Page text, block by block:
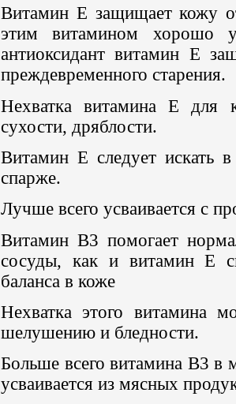
Витамин E защищает кожу
этим витамином хорошо
антиоксидант витамин E
преждевременного старения.
Нехватка витамина E для
сухости, дряблости.
Витамин E следует искать
спарже.
Лучше всего усваивается с
Витамин B3 помогает
сосуды, как и витамин E
баланса в коже
Нехватка этого витамина
шелушению и бледности.
Больше всего витамина B3 в
усваивается из мясных